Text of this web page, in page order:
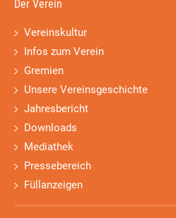
Der Verein
Vereinskultur
Infos zum Verein
Gremien
Unsere Vereinsgeschichte
Jahresbericht
Downloads
Mediathek
Pressebereich
Füllanzeigen